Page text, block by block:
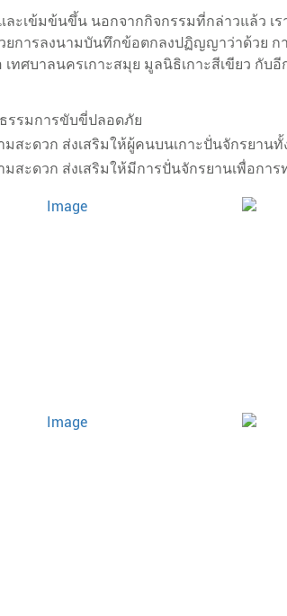
ะเข้มข้นขึ้น นอกจากกิจกรรมที่กล่าวแล้ว เร
ยการลงนามบันทึกข้อตกลงปฏิญญาว่าด้วย ก
เทศบาลนครเกาะสมุย มูลนิธิเกาะสีเขียว กั
รรมการขับขี่ปลอดภัย
มสะดวก ส่งเสริมให้ผู้คนบนเกาะปั่นจักรยาน
สะดวก ส่งเสริมให้มีการปั่นจักรยานเพื่อการ